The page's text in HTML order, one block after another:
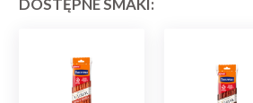
DOSTĘPNE SMAKI: